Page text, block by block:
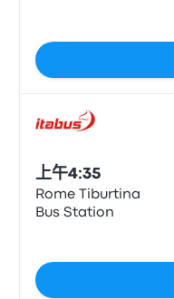
上午4:35
Rome Tiburtina
Bus Station